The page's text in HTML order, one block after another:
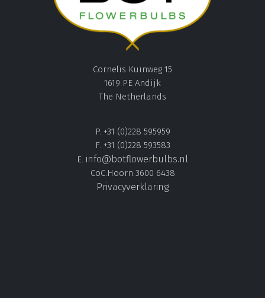
Cornelis Kuinweg 15
1619 PE Andijk
The Netherlands
P. +31 (0)228 595959
F. +31 (0)228 593583
E. info@botflowerbulbs.nl
CoC.Hoorn 3600 6438
Privacyverklaring